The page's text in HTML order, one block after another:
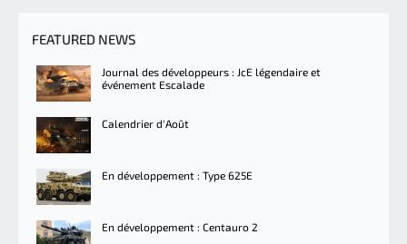
FEATURED NEWS
Journal des développeurs : JcE légendaire et
événement Escalade
Calendrier d'Août
En développement : Type 625E
En développement : Centauro 2